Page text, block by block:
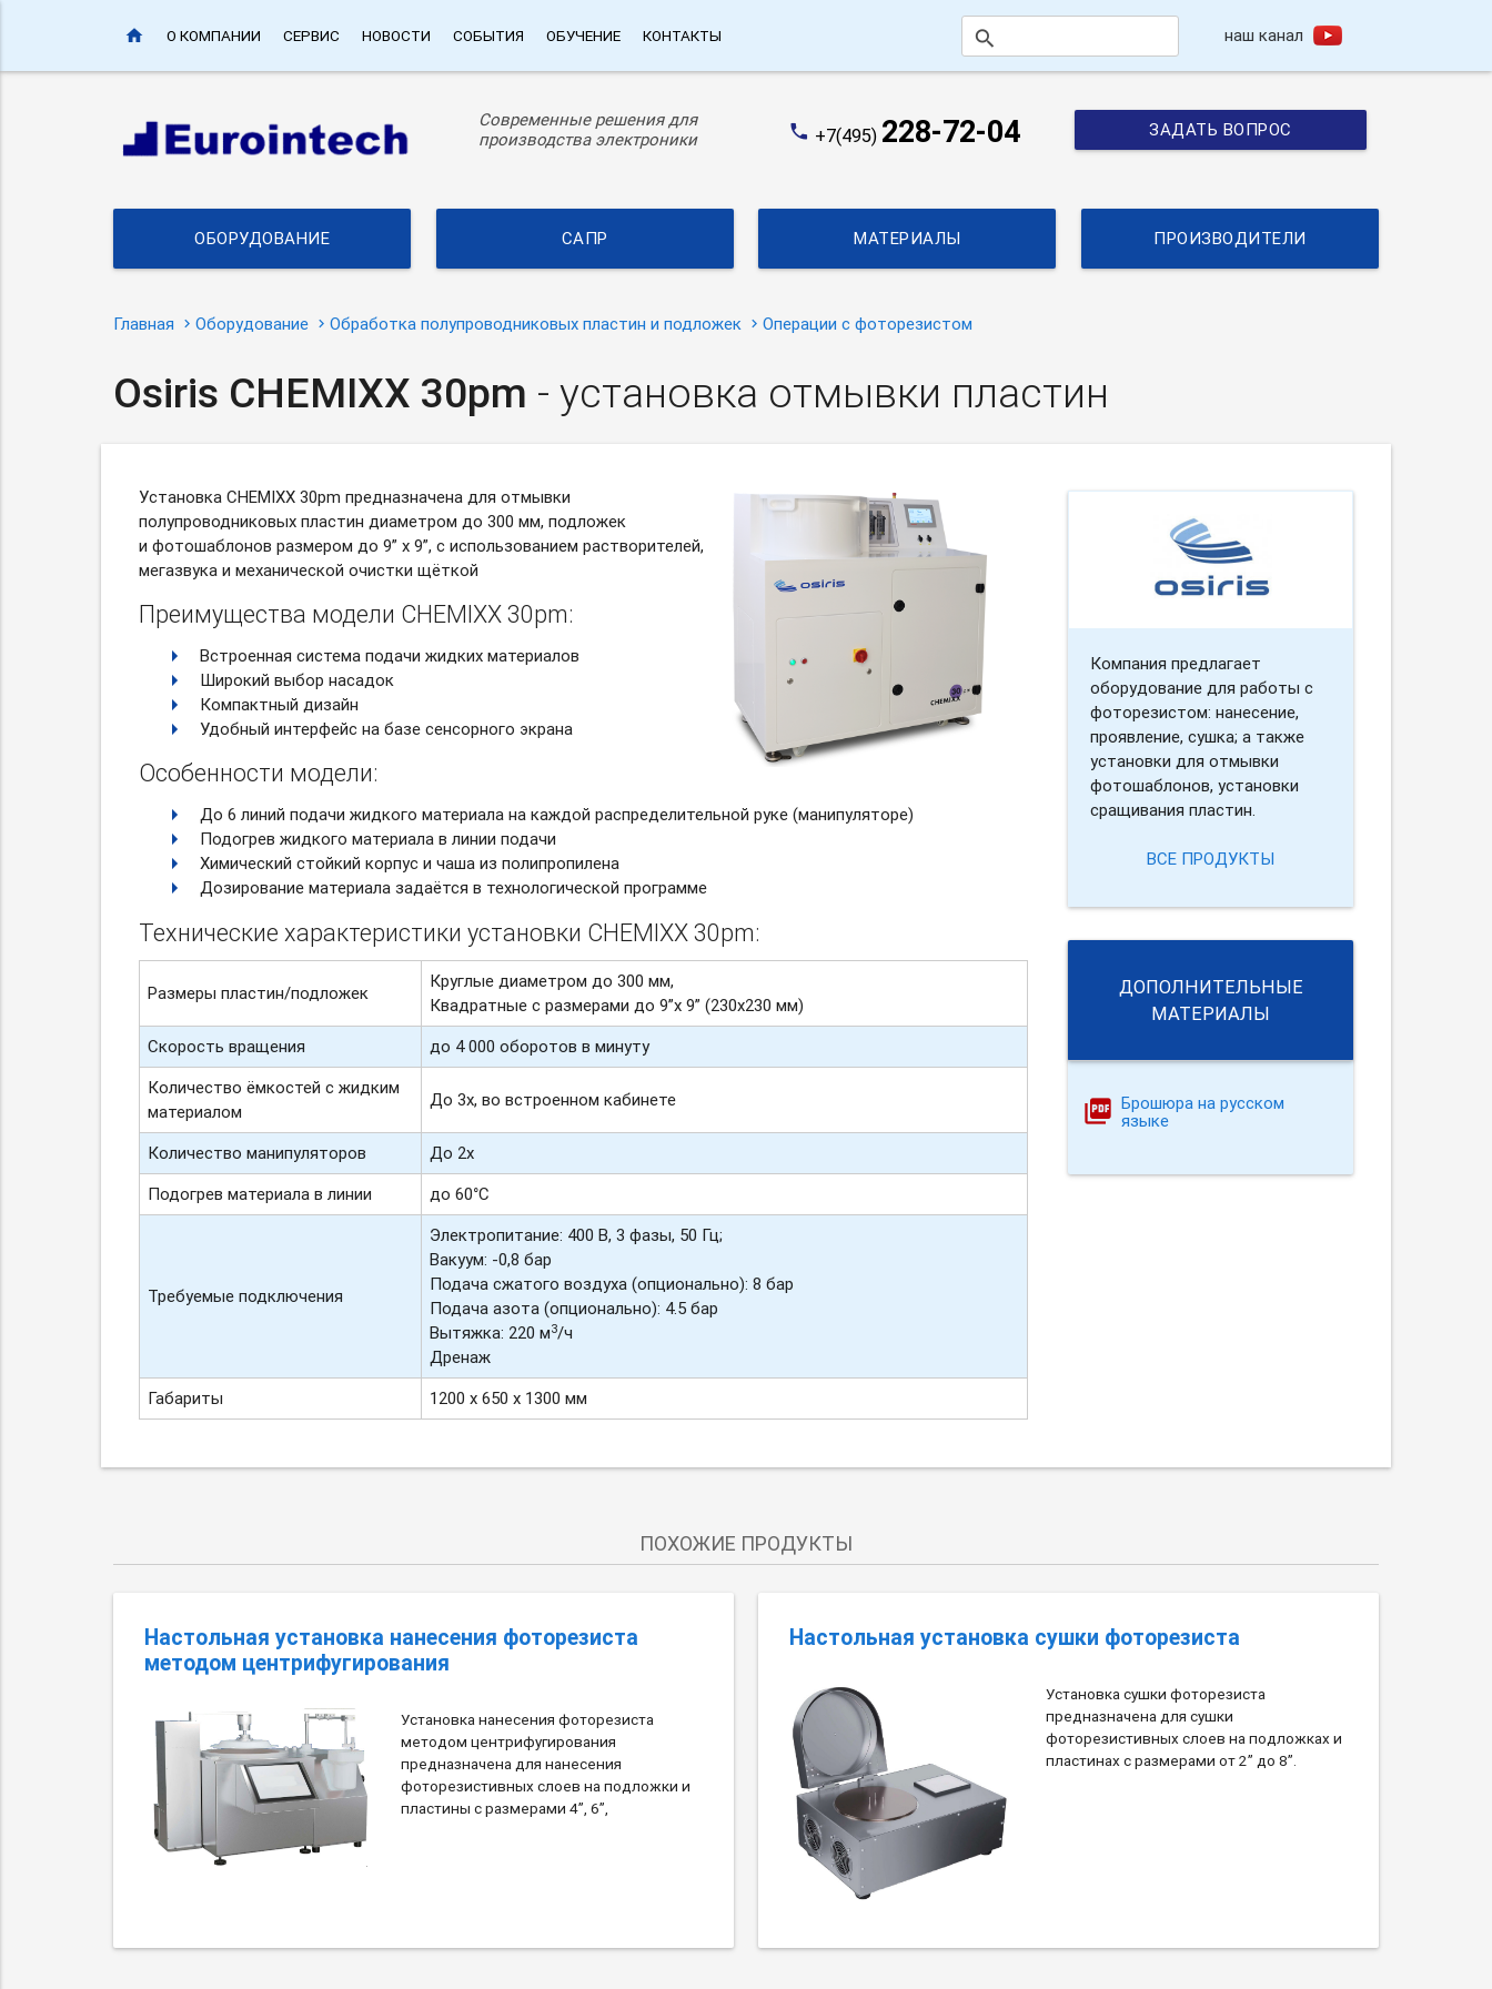
home О КОМПАНИИ СЕРВИС НОВОСТИ СОБЫТИЯ ОБУЧЕНИЕ КОНТАКТЫ search наш канал
Современные решения для
производства электроники
phone +7(495) 228-72-04 ЗАДАТЬ ВОПРОС
ОБОРУДОВАНИЕ САПР МАТЕРИАЛЫ ПРОИЗВОДИТЕЛИ
Главная Оборудование Обработка полупроводниковых пластин и подложек Операции с фоторезистом
Osiris CHEMIXX 30pm - установка отмывки пластин
Установка CHEMIXX 30pm предназначена для отмывки
полупроводниковых пластин диаметром до 300 мм, подложек
и фотошаблонов размером до 9” x 9”, с использованием растворителей,
мегазвука и механической очистки щёткой
Преимущества модели CHEMIXX 30pm:
Встроенная система подачи жидких материалов
Широкий выбор насадок
Компактный дизайн
Удобный интерфейс на базе сенсорного экрана
Особенности модели:
До 6 линий подачи жидкого материала на каждой распределительной руке (манипуляторе)
Подогрев жидкого материала в линии подачи
Химический стойкий корпус и чаша из полипропилена
Дозирование материала задаётся в технологической программе
Технические характеристики установки CHEMIXX 30pm:
Размеры пластин/подложек
Круглые диаметром до 300 мм,
Квадратные с размерами до 9”x 9” (230х230 мм)
Скорость вращения
до 4 000 оборотов в минуту
Количество ёмкостей с жидким
материалом
До 3х, во встроенном кабинете
Количество манипуляторов
До 2х
Подогрев материала в линии
до 60°С
Требуемые подключения
Электропитание: 400 В, 3 фазы, 50 Гц;
Вакуум: -0,8 бар
Подача сжатого воздуха (опционально): 8 бар
Подача азота (опционально): 4.5 бар
Вытяжка: 220 м3/ч
Дренаж
Габариты
1200 х 650 х 1300 мм
Компания предлагает
оборудование для работы с
фоторезистом: нанесение,
проявление, сушка; а также
установки для отмывки
фотошаблонов, установки
сращивания пластин.
ВСЕ ПРОДУКТЫ
ДОПОЛНИТЕЛЬНЫЕ
МАТЕРИАЛЫ
Брошюра на русском
языке
ПОХОЖИЕ ПРОДУКТЫ
Настольная установка нанесения фоторезиста
методом центрифугирования
Установка нанесения фоторезиста
методом центрифугирования
предназначена для нанесения
фоторезистивных слоев на подложки и
пластины с размерами 4”, 6”,
Настольная установка сушки фоторезиста
Установка сушки фоторезиста
предназначена для сушки
фоторезистивных слоев на подложках и
пластинах с размерами от 2” до 8”.